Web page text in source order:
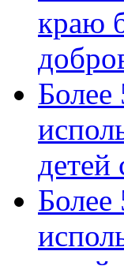
краю
Более
детей
Более